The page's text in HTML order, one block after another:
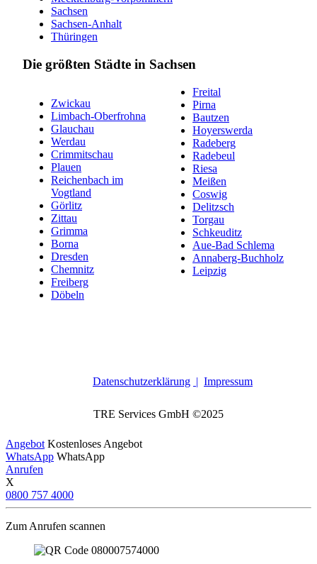
Sachsen
Sachsen-Anhalt
Thüringen
Die größten Städte in Sachsen
Zwickau
Limbach-Oberfrohna
Glauchau
Werdau
Crimmitschau
Plauen
Reichenbach im
Vogtland
Görlitz
Zittau
Grimma
Borna
Dresden
Chemnitz
Freiberg
Döbeln
Freital
Pirna
Bautzen
Hoyerswerda
Radeberg
Radebeul
Riesa
Meißen
Coswig
Delitzsch
Torgau
Schkeuditz
Aue-Bad Schlema
Annaberg-Buchholz
Leipzig
Datenschutzerklärung | Impressum
TRE Services GmbH ©2025
Angebot Kostenloses Angebot
WhatsApp WhatsApp
Anrufen
X
0800 757 4000
Zum Anrufen scannen